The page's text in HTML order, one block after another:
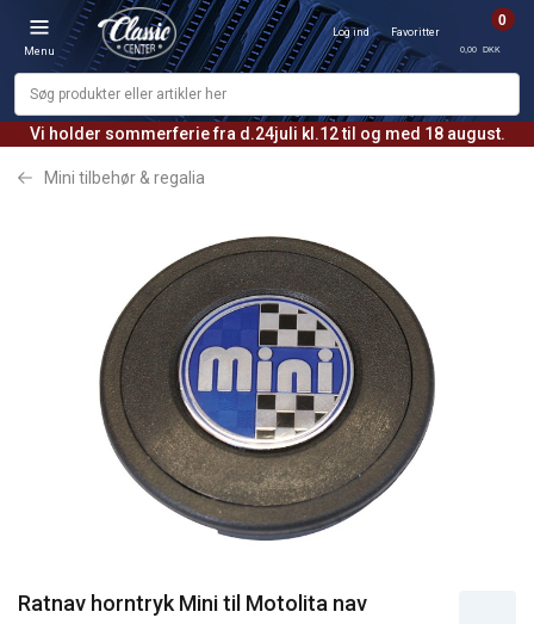
Vi holder sommerferie fra d.24juli kl.12 til og med 18 august.
Menu
Log ind Favoritter
0
0,00 DKK
Mini tilbehør & regalia
Ratnav horntryk Mini til Motolita nav